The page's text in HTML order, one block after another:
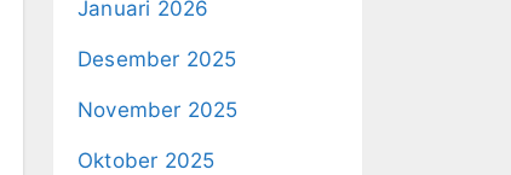
Januari 2026
Desember 2025
November 2025
Oktober 2025